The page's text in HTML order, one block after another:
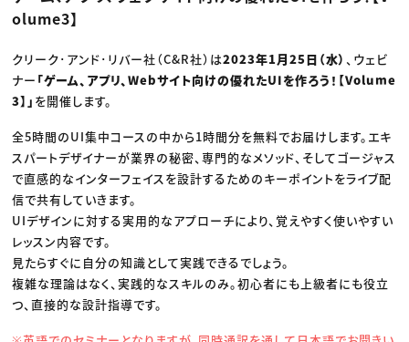
ディレクション
業界解説・キャリア事情
ゲームクリエイター
映像クリエイター
クリエイターインタビュー
C＆R Magazine
ニュース・トレンド トップ
Web
映像
ゲーム・エンタメ
出版
CREATIVE VILLAGEからのお知らせ
プロフェッショナル×つながる×メディア
olume3】
クリーク･アンド･リバー社（C&R社）は2023年1月25日（水） 、ウェビ
ナー 「ゲーム、アプリ、Webサイト向けの優れたUIを作ろう！【Volume
3】」 を開催します。
全5時間のUI集中コースの中から1時間分を無料でお届けします。エキ
スパートデザイナーが業界の秘密、専門的なメソッド、そしてゴージャス
で直感的なインターフェイスを設計するためのキーポイントをライブ配
信で共有していきます。
UIデザインに対する実用的なアプローチにより、覚えやすく使いやすい
レッスン内容です。
見たらすぐに自分の知識として実践できるでしょう。
複雑な理論はなく、実践的なスキルのみ。初心者にも上級者にも役立
つ、直接的な設計指導です。